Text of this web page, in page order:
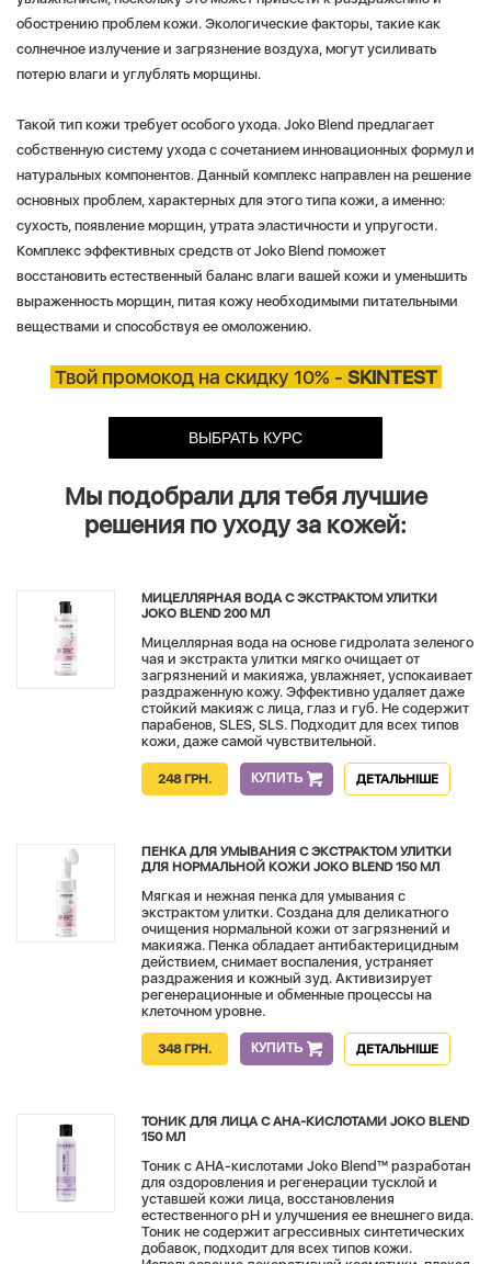
обострению проблем кожи. Экологические факторы, такие как
солнечное излучение и загрязнение воздуха, могут усиливать
потерю влаги и углублять морщины.
Такой тип кожи требует особого ухода. Joko Blend предлагает
собственную систему ухода с сочетанием инновационных формул и
натуральных компонентов. Данный комплекс направлен на решение
основных проблем, характерных для этого типа кожи, а именно:
сухость, появление морщин, утрата эластичности и упругости.
Комплекс эффективных средств от Joko Blend поможет
восстановить естественный баланс влаги вашей кожи и уменьшить
выраженность морщин, питая кожу необходимыми питательными
веществами и способствуя ее омоложению.
Твой промокод на скидку 10% - SKINTEST
ВЫБРАТЬ КУРС
Мы подобрали для тебя лучшие
решения по уходу за кожей:
МИЦЕЛЛЯРНАЯ ВОДА С ЭКСТРАКТОМ УЛИТКИ
JOKO BLEND 200 МЛ
Мицеллярная вода на основе гидролата зеленого
чая и экстракта улитки мягко очищает от
загрязнений и макияжа, увлажняет, успокаивает
раздраженную кожу. Эффективно удаляет даже
стойкий макияж с лица, глаз и губ. Не содержит
парабенов, SLES, SLS. Подходит для всех типов
кожи, даже самой чувствительной.
248 ГРН. КУПИТЬ ДЕТАЛЬНІШЕ
ПЕНКА ДЛЯ УМЫВАНИЯ С ЭКСТРАКТОМ УЛИТКИ
ДЛЯ НОРМАЛЬНОЙ КОЖИ JOKO BLEND 150 МЛ
Мягкая и нежная пенка для умывания с
экстрактом улитки. Создана для деликатного
очищения нормальной кожи от загрязнений и
макияжа. Пенка обладает антибактерицидным
действием, снимает воспаления, устраняет
раздражения и кожный зуд. Активизирует
регенерационные и обменные процессы на
клеточном уровне.
348 ГРН. КУПИТЬ ДЕТАЛЬНІШЕ
ТОНИК ДЛЯ ЛИЦА С AHA-КИСЛОТАМИ JOKO BLEND
150 МЛ
Тоник с АНА-кислотами Joko Blend™ разработан
для оздоровления и регенерации тусклой и
уставшей кожи лица, восстановления
естественного pH и улучшения ее внешнего вида.
Тоник не содержит агрессивных синтетических
добавок, подходит для всех типов кожи.